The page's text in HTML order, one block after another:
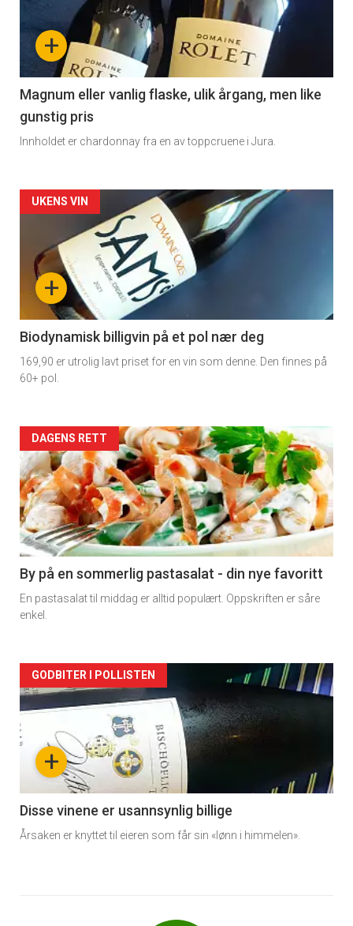
nå
3
+
Magnum eller vanlig flaske, ulik årgang, men like
gunstig pris
Innholdet er chardonnay fra en av toppcruene i Jura.
Forsiden
akkurat
nå
4
+
UKENS VIN
Biodynamisk billigvin på et pol nær deg
169,90 er utrolig lavt priset for en vin som denne. Den finnes på
60+ pol.
Forsiden
akkurat
nå
-
5
DAGENS RETT
By på en sommerlig pastasalat - din nye favoritt
En pastasalat til middag er alltid populært. Oppskriften er såre
enkel.
Forsiden
akkurat
nå
6
+
GODBITER I POLLISTEN
Disse vinene er usannsynlig billige
Årsaken er knyttet til eieren som får sin «lønn i himmelen».